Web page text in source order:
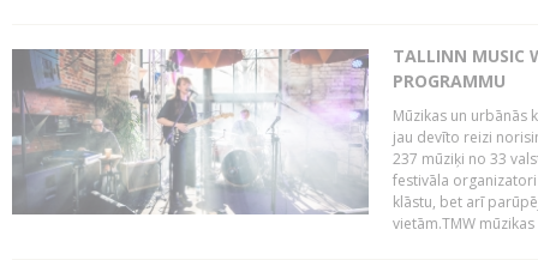
TALLINN MUSIC
PROGRAMMU
Mūzikas un urbānās
jau devīto reizi
237 mūziķi no 33
festivāla
klāstu, bet arī
vietām.TMW